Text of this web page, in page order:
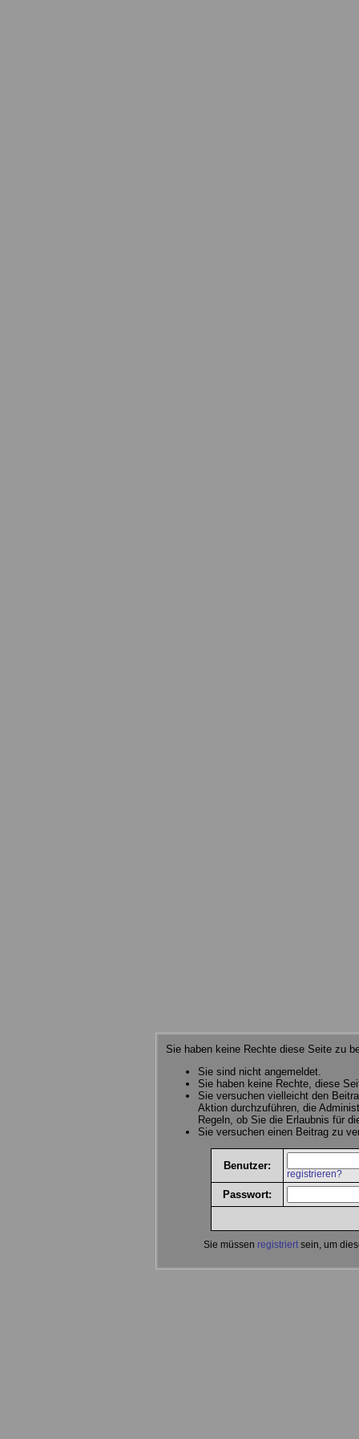
Sie haben keine Rechte diese Seite zu
Sie sind nicht angemeldet.
Sie haben keine Rechte, diese
Sie versuchen vielleicht den
Aktion durchzuführen, die
Regeln, ob Sie die Erlaubnis für
Sie versuchen einen Beitrag zu
Benutzer:
registrieren?
Passwort:
Sie müssen registriert sein, um